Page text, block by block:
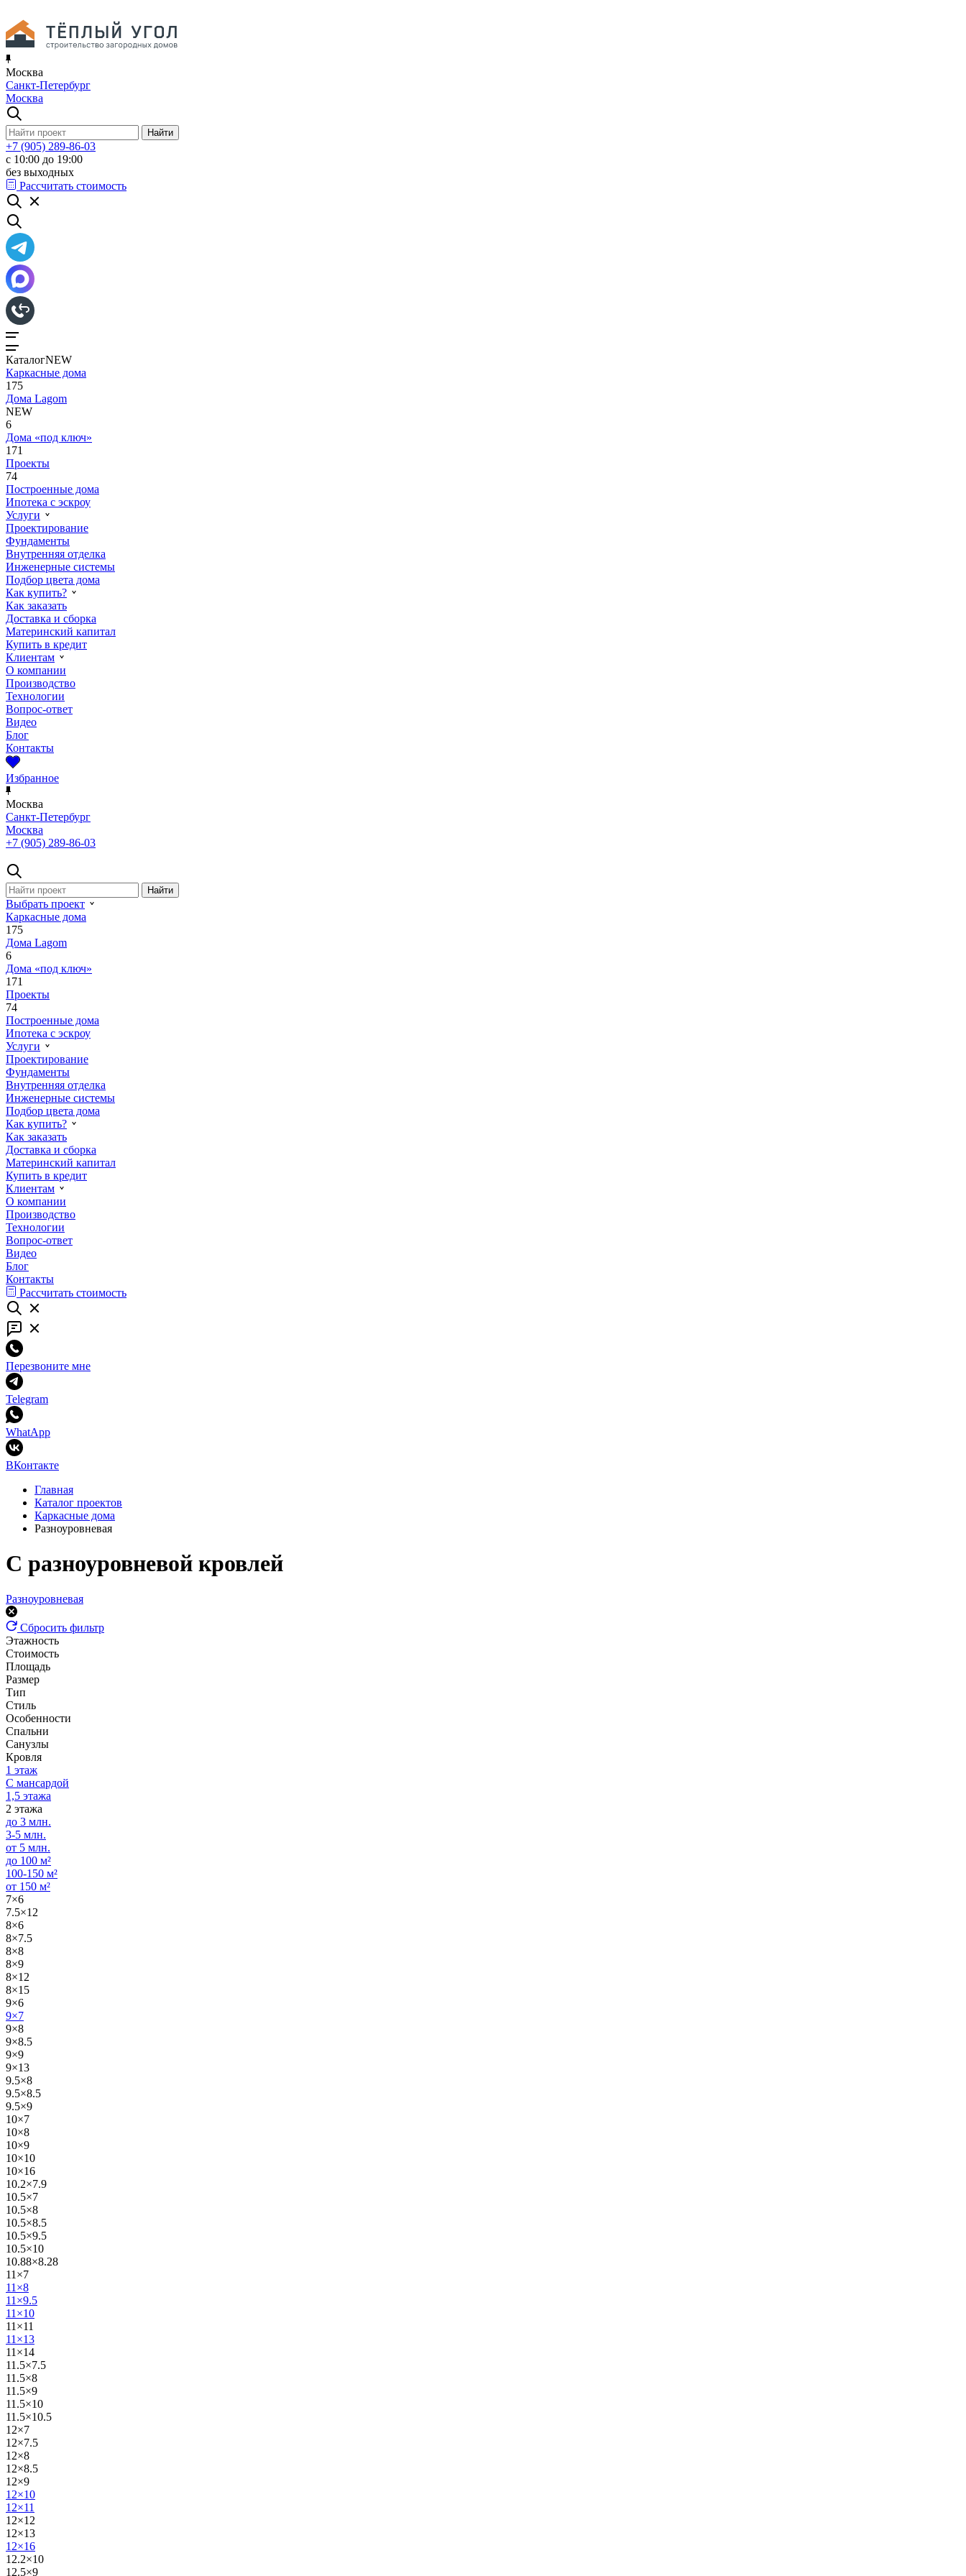
Москва
Санкт-Петербург
Москва
+7 (905) 289-86-03
с 10:00 до 19:00
без выходных
Рассчитать стоимость
КаталогNEW
Каркасные дома
175
Дома Lagom
NEW
6
Дома «под ключ»
171
Проекты
74
Построенные дома
Ипотека с эскроу
Услуги
Проектирование
Фундаменты
Внутренняя отделка
Инженерные системы
Подбор цвета дома
Как купить?
Как заказать
Доставка и сборка
Материнский капитал
Купить в кредит
Клиентам
О компании
Производство
Технологии
Вопрос-ответ
Видео
Блог
Контакты
Избранное
Москва
Санкт-Петербург
Москва
+7 (905) 289-86-03
Выбрать проект
Каркасные дома
175
Дома Lagom
6
Дома «под ключ»
171
Проекты
74
Построенные дома
Ипотека с эскроу
Услуги
Проектирование
Фундаменты
Внутренняя отделка
Инженерные системы
Подбор цвета дома
Как купить?
Как заказать
Доставка и сборка
Материнский капитал
Купить в кредит
Клиентам
О компании
Производство
Технологии
Вопрос-ответ
Видео
Блог
Контакты
Рассчитать стоимость
Перезвоните мне
Telegram
WhatApp
ВКонтакте
Главная
Каталог проектов
Каркасные дома
Разноуровневая
С разноуровневой кровлей
Разноуровневая
Сбросить фильтр
Этажность
Стоимость
Площадь
Размер
Тип
Стиль
Особенности
Спальни
Санузлы
Кровля
1 этаж
С мансардой
1,5 этажа
2 этажа
до 3 млн.
3-5 млн.
от 5 млн.
до 100 м²
100-150 м²
от 150 м²
7×6
7.5×12
8×6
8×7.5
8×8
8×9
8×12
8×15
9×6
9×7
9×8
9×8.5
9×9
9×13
9.5×8
9.5×8.5
9.5×9
10×7
10×8
10×9
10×10
10×16
10.2×7.9
10.5×7
10.5×8
10.5×8.5
10.5×9.5
10.5×10
10.88×8.28
11×7
11×8
11×9.5
11×10
11×11
11×13
11×14
11.5×7.5
11.5×8
11.5×9
11.5×10
11.5×10.5
12×7
12×7.5
12×8
12×8.5
12×9
12×10
12×11
12×12
12×13
12×16
12.2×10
12.5×9